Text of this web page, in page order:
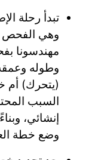
تبدأ رحلة
وهي الفحص
مهندسونا
وطوله
(يتحرك) أم
السبب
إنشائي،
وضع خطة